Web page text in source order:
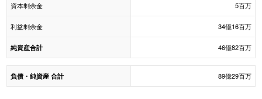
資本剰余金 5百万
利益剰余金 34億16百万
純資産合計 46億82百万
負債・純資産 合計 89億29百万